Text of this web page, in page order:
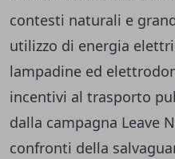
contesti naturali e
utilizzo di energia
lampadine ed
incentivi al trasporto
dalla campagna Leave
confronti della